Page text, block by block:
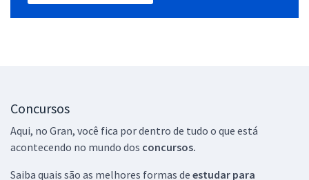
Concursos
Aqui, no Gran, você fica por dentro de tudo o que está
acontecendo no mundo dos concursos.
Saiba quais são as melhores formas de estudar para